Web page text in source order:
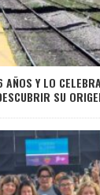
AÑOS Y LO
SU